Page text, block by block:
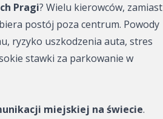
Pradze
w centrum Pragi
w centrum Brna
Pragi? Wielu kierowców, zamiast
postój poza centrum. Powody
ryzyko uszkodzenia auta, stres
stawki za parkowanie w
miejskiej na świecie.